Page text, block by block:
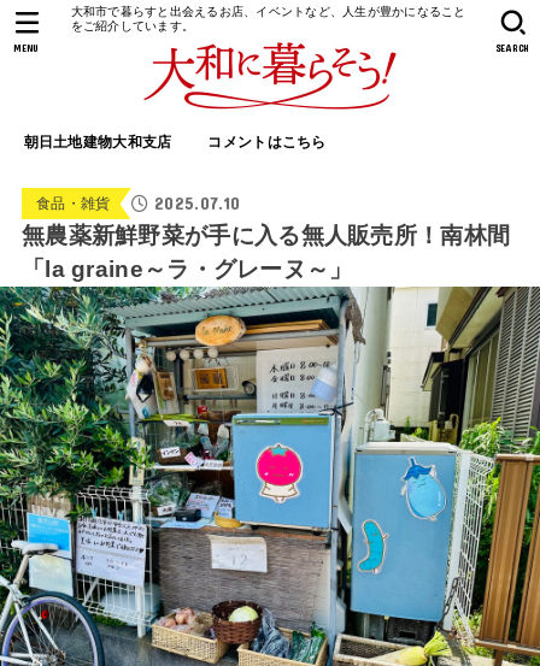
大和市で暮らすと出会えるお店、イベントなど、人生が豊かになること
をご紹介しています。
朝日土地建物大和支店 コメントはこちら
SEARCH
MENU
食品・雑貨 2025.07.10
無農薬新鮮野菜が手に入る無人販売所！南林間
「la graine～ラ・グレーヌ～」